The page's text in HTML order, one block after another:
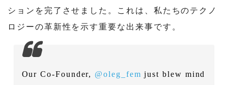
ションを完了させました。これは、私たちのテクノ
ロジーの革新性を示す重要な出来事です。
Our Co-Founder, @oleg_fem just blew mind